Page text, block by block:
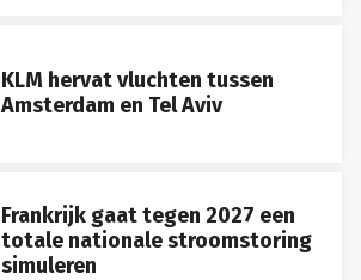
KLM hervat vluchten tussen
Amsterdam en Tel Aviv
Frankrijk gaat tegen 2027 een
totale nationale stroomstoring
simuleren